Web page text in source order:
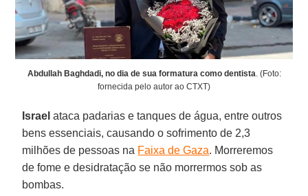
Abdullah Baghdadi, no dia de sua formatura como dentista . (Foto:
fornecida pelo autor ao CTXT)
Israel ataca padarias e tanques de água, entre outros
bens essenciais, causando o sofrimento de 2,3
milhões de pessoas na Faixa de Gaza. Morreremos
de fome e desidratação se não morrermos sob as
bombas.